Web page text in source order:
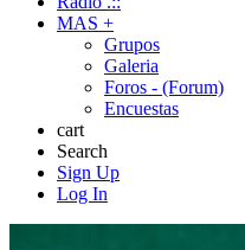
MAS +
Grupos
Galeria
Foros - (Forum)
Encuestas
cart
Search
Sign Up
Log In